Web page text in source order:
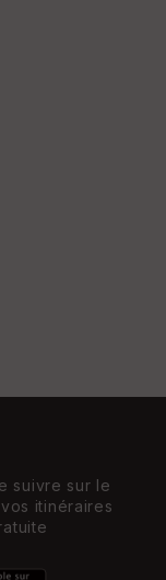
suivre sur le
itinéraires